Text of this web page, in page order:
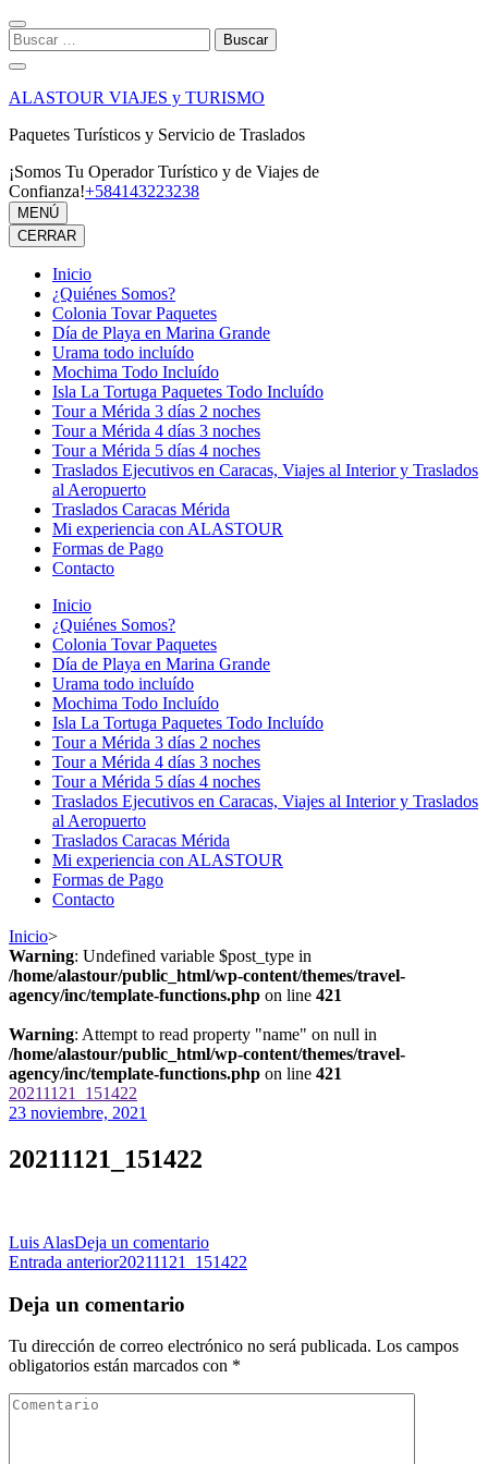
Saltar
al
contenido
(presiona
la
Intro)
Buscar:
ALASTOUR VIAJES y TURISMO
Paquetes Turísticos y Servicio de Traslados
¡Somos Tu Operador Turístico y de Viajes de
Confianza!+584143223238
MENÚ
CERRAR
Inicio
¿Quiénes Somos?
Colonia Tovar Paquetes
Día de Playa en Marina Grande
Urama todo incluído
Mochima Todo Incluído
Isla La Tortuga Paquetes Todo Incluído
Tour a Mérida 3 días 2 noches
Tour a Mérida 4 días 3 noches
Tour a Mérida 5 días 4 noches
Traslados Ejecutivos en Caracas, Viajes al Interior y Traslados
al Aeropuerto
Traslados Caracas Mérida
Mi experiencia con ALASTOUR
Formas de Pago
Contacto
Inicio
¿Quiénes Somos?
Colonia Tovar Paquetes
Día de Playa en Marina Grande
Urama todo incluído
Mochima Todo Incluído
Isla La Tortuga Paquetes Todo Incluído
Tour a Mérida 3 días 2 noches
Tour a Mérida 4 días 3 noches
Tour a Mérida 5 días 4 noches
Traslados Ejecutivos en Caracas, Viajes al Interior y Traslados
al Aeropuerto
Traslados Caracas Mérida
Mi experiencia con ALASTOUR
Formas de Pago
Contacto
Inicio>
Warning: Undefined variable $post_type in
/home/alastour/public_html/wp-content/themes/travel-
agency/inc/template-functions.php on line 421
Warning: Attempt to read property "name" on null in
/home/alastour/public_html/wp-content/themes/travel-
agency/inc/template-functions.php on line 421
20211121_151422
23 noviembre, 2021
20211121_151422
Luis AlasDeja un comentarioen
20211121_151422
Navegación
de
las
entradas
Entrada anterior20211121_151422
Deja un comentario
Tu dirección de correo electrónico no será publicada. Los campos
obligatorios están marcados con *
Comentario